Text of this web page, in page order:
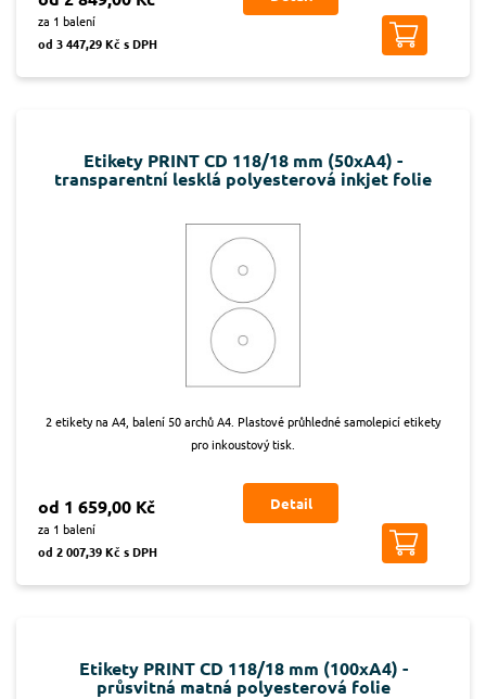
za 1 balení
od 3 447,29 Kč s DPH
Etikety PRINT CD 118/18 mm (50xA4) -
transparentní lesklá polyesterová inkjet folie
2 etikety na A4, balení 50 archů A4. Plastové průhledné samolepicí etikety
pro inkoustový tisk.
od 1 659,00 Kč
za 1 balení
od 2 007,39 Kč s DPH
Detail
Etikety PRINT CD 118/18 mm (100xA4) -
průsvitná matná polyesterová folie